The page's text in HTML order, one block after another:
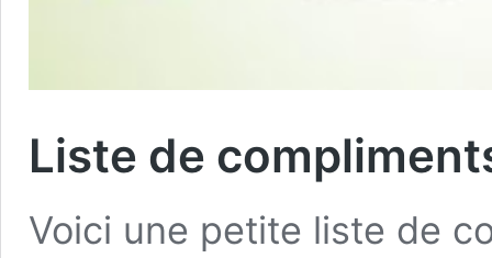
Liste de
Voici une petite liste de